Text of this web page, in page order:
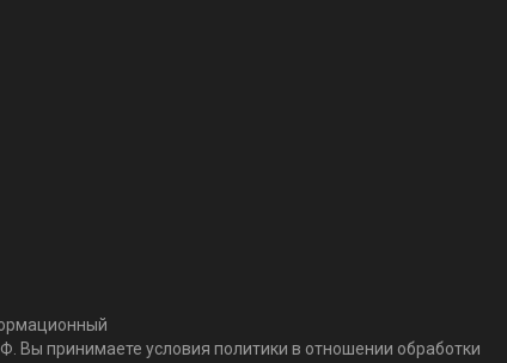
Вы принимаете условия политики в отношении обработки